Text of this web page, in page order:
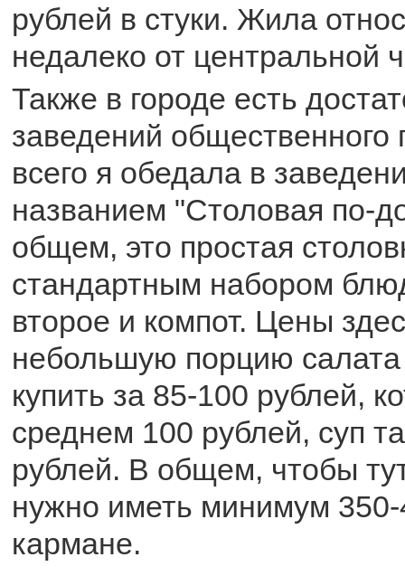
рублей в стуки. Жила
недалеко от центральной
Также в городе есть
заведений
всего я обедала в
названием "Столовая по-
общем, это простая
стандартным набором
второе и компот. Цены
небольшую порцию
купить за 85-100 рублей,
среднем 100 рублей, суп
рублей. В общем, чтобы
нужно иметь минимум
кармане.